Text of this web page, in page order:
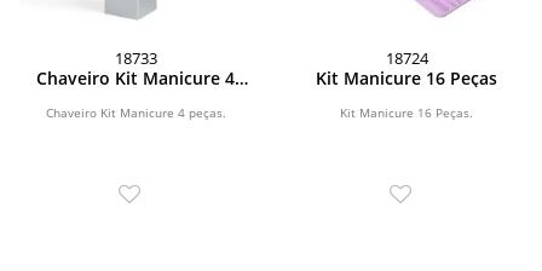
18733
Chaveiro Kit Manicure 4
Chaveiro Kit Manicure 4 peças.
18724
Kit Manicure 16 Peças
Kit Manicure 16 Peças.